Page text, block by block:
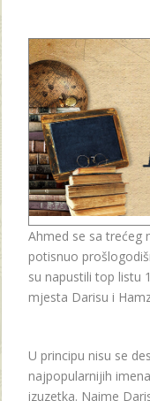
Ahmed se sa trećeg
potisnuo
su napustili top listu
mjesta Darisu i
U principu nisu se
najpopularnijih
izuzetka. Naime